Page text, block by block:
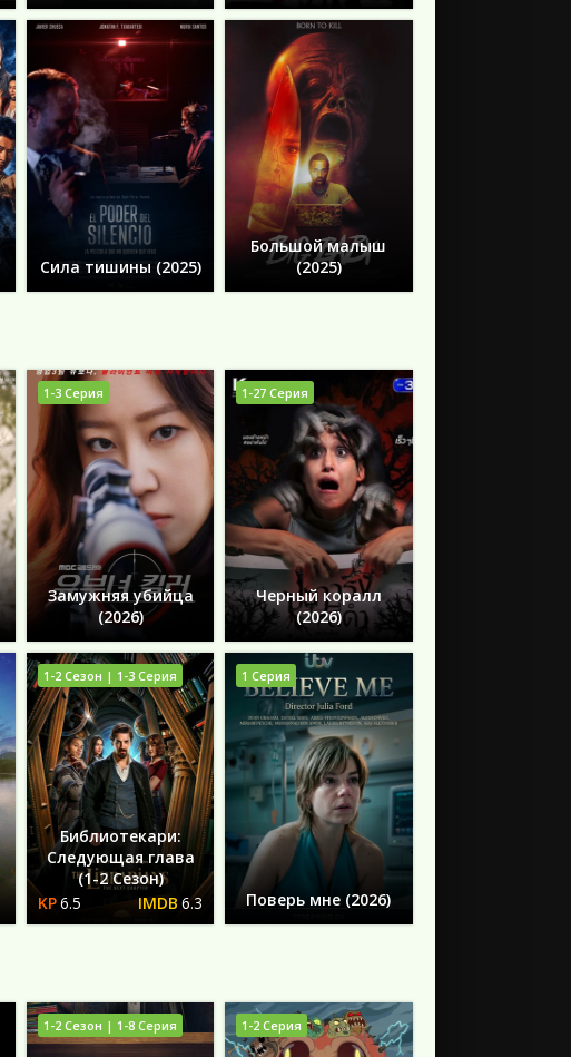
Сила тишины (2025)
Большой малыш
(2025)
Замужняя убийца
(2026)
1-3 Серия
Черный коралл
(2026)
1-27 Серия
Библиотекари:
Следующая глава
(1-2 Сезон)
6.5
6.3
1-2 Сезон | 1-3 Серия
Поверь мне (2026)
1 Серия
1-2 Сезон | 1-8 Серия 1-2 Серия